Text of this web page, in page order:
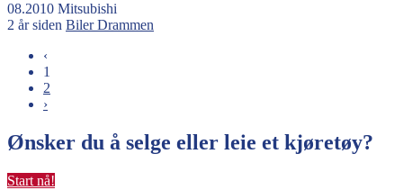
08.2010 Mitsubishi
2 år siden BilerDrammen
‹
1
2
›
Ønsker du å selge eller leie et kjøretøy?
Start nå!